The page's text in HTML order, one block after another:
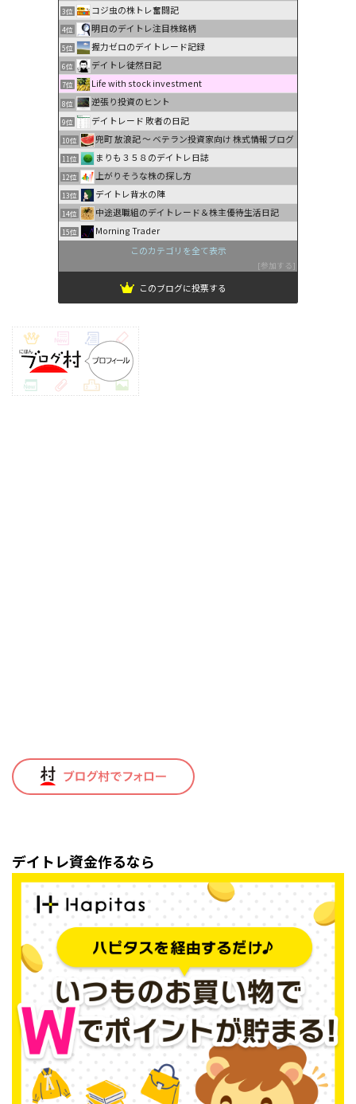
3位 コジ虫の株トレ奮闘記
4位 明日のデイトレ注目株銘柄
5位 握力ゼロのデイトレード記録
6位 デイトレ徒然日記
7位 Life with stock investment
8位 逆張り投資のヒント
9位 デイトレード 敗者の日記
10位 兜町 放浪記 〜 ベテラン投資家向け 株式情報ブログ
11位 まりも３５８のデイトレ日誌
12位 上がりそうな株の探し方
13位 デイトレ背水の陣
14位 中途退職組のデイトレード＆株主優待生活日記
15位
Morning Trader
このカテゴリを全て表示
参加する
このブログに投票する
デイトレ資金作るなら